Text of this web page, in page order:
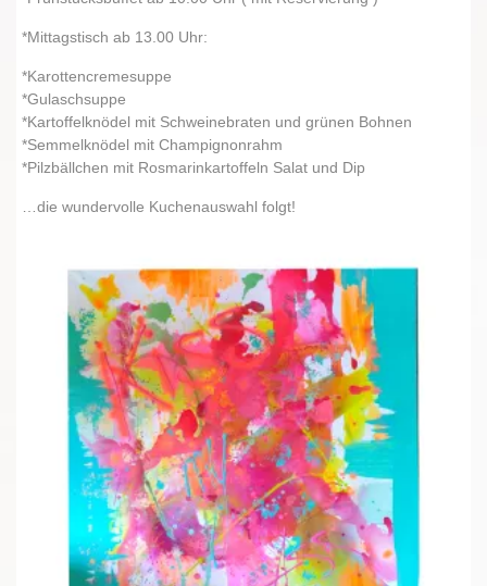
*Mittagstisch ab 13.00 Uhr:
*Karottencremesuppe
*Gulaschsuppe
*Kartoffelknödel mit Schweinebraten und grünen Bohnen
*Semmelknödel mit Champignonrahm
*Pilzbällchen mit Rosmarinkartoffeln Salat und Dip
…die wundervolle Kuchenauswahl folgt!